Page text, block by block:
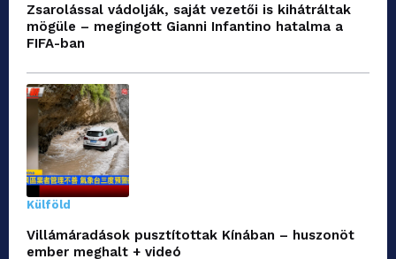
Zsarolással vádolják, saját vezetői is kihátráltak
mögüle – megingott Gianni Infantino hatalma a
FIFA-ban
Külföld
Villámáradások pusztítottak Kínában – huszonöt
ember meghalt + videó